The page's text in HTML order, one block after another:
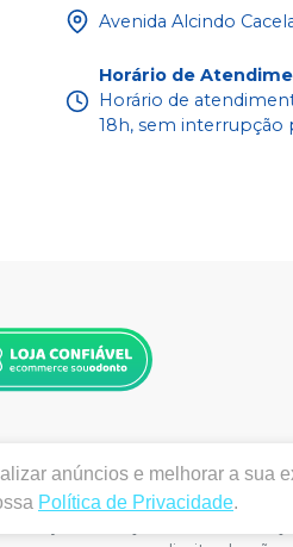
Avenida Alcindo
Horário de
Horário de
18h, sem interrupção
Alcindo Cacela, 2195 -
1.25691-2 | Farmacêutico
da loja virtual estão
anúncios e melhorar a sua
Política de Privacidade.